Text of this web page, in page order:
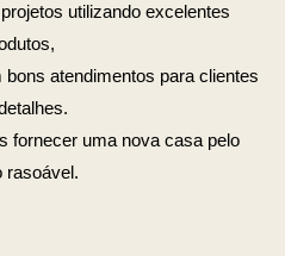
utilizando excelentes
atendimentos para clientes
fornecer uma nova casa pelo
rasoável.